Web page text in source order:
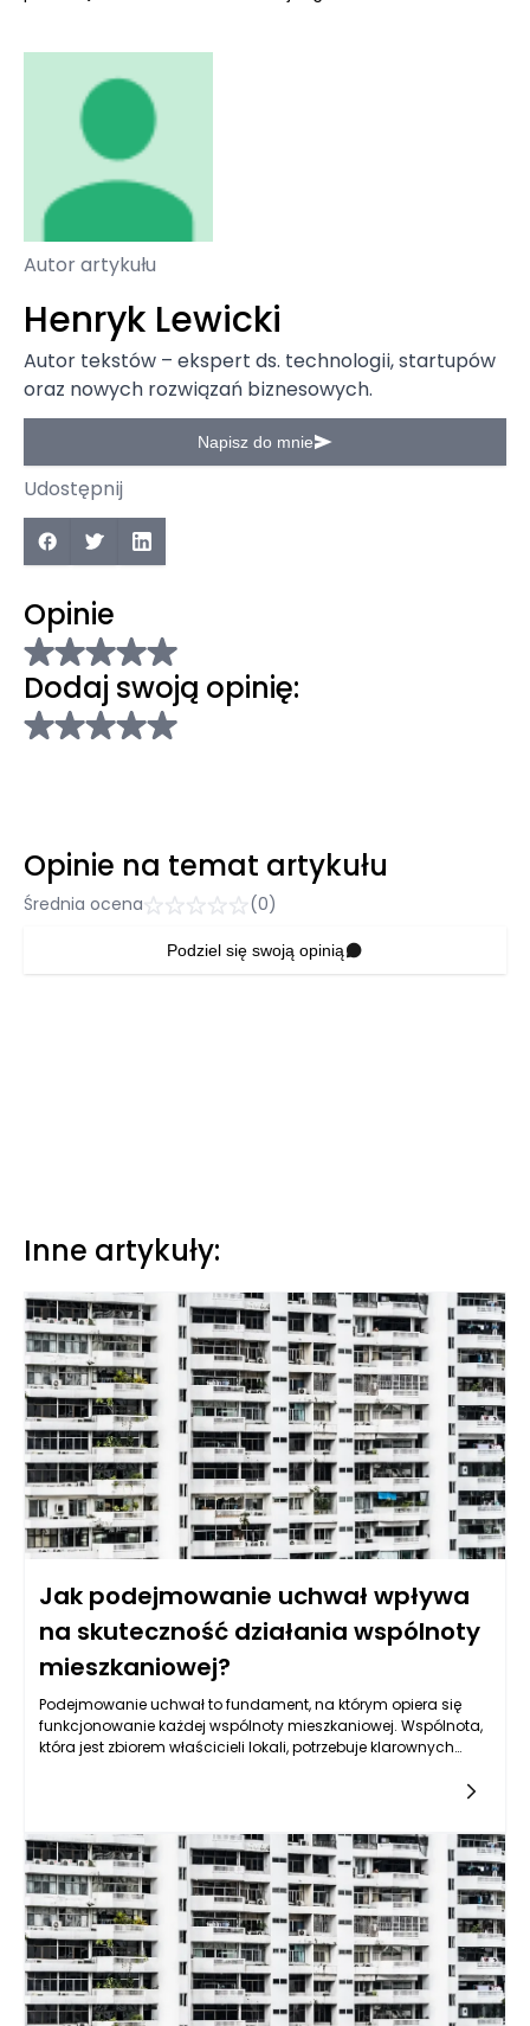
Autor artykułu
Henryk Lewicki
Autor tekstów – ekspert ds. technologii, startupów
oraz nowych rozwiązań biznesowych.
Napisz do mnie
Udostępnij
Opinie
Dodaj swoją opinię:
Opinie na temat artykułu
Średnia ocena (0)
Podziel się swoją opinią
Inne artykuły:
Jak podejmowanie uchwał wpływa
na skuteczność działania wspólnoty
mieszkaniowej?
Podejmowanie uchwał to fundament, na którym opiera się
funkcjonowanie każdej wspólnoty mieszkaniowej. Wspólnota,
która jest zbiorem właścicieli lokali, potrzebuje klarownych
tylko formalnymi dokumentami, ale także wyrazem
demokratycznego podejścia i zintegrowanego działania
właścicieli mieszkań. Proces podejmowania uchwał w
wspólnocie mieszkańców ma znaczący wpływ na jej ogólną
efektywność, dlatego warto zwrócić szczególną uwagę na ten
aspekt.